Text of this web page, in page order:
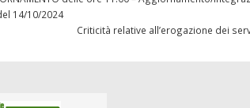
14/10/2024
Criticità relative all’erogazione dei